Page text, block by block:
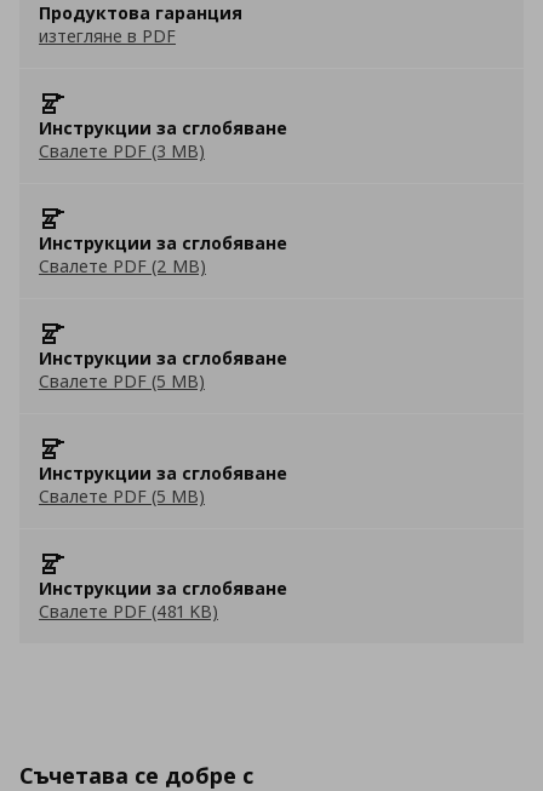
Продуктова гаранция
изтегляне в PDF
Инструкции за сглобяване
Свалете PDF (3 MB)
Инструкции за сглобяване
Свалете PDF (2 MB)
Инструкции за сглобяване
Свалете PDF (5 MB)
Инструкции за сглобяване
Свалете PDF (5 MB)
Инструкции за сглобяване
Свалете PDF (481 KB)
Съчетава се добре с